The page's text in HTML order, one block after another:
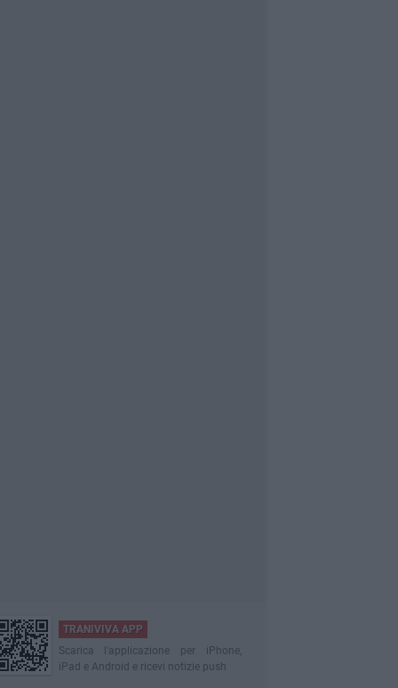
TRANIVIVA APP
Scarica l'applicazione per iPhone,
iPad e Android e ricevi notizie push